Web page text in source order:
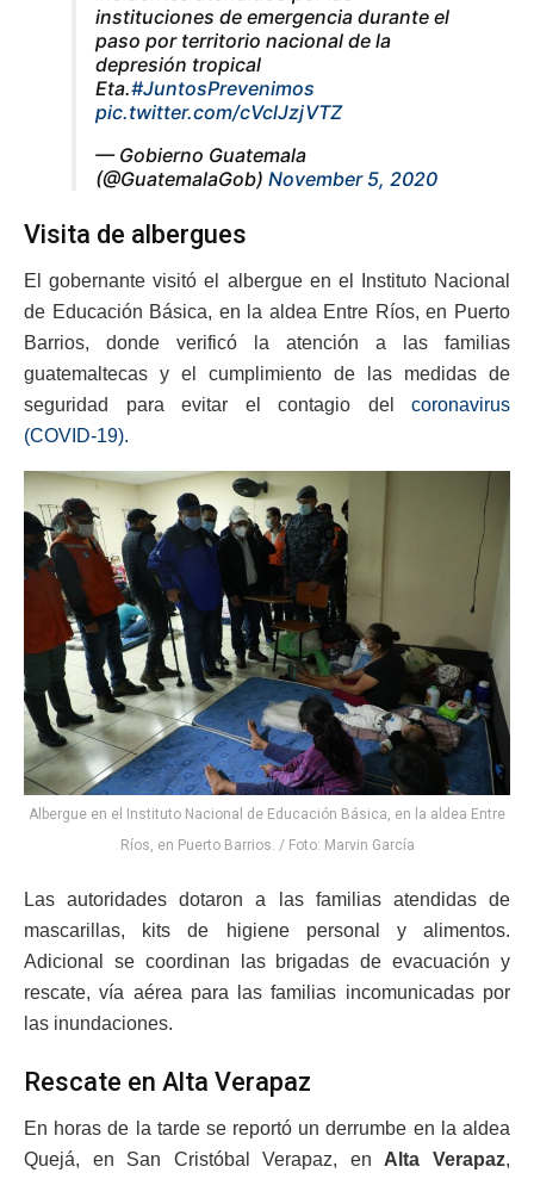
instituciones de emergencia durante el
paso por territorio nacional de la
depresión tropical
Eta.#JuntosPrevenimos
pic.twitter.com/cVclJzjVTZ
— Gobierno Guatemala
(@GuatemalaGob) November 5, 2020
Visita de albergues
El gobernante visitó el albergue en el Instituto Nacional
de Educación Básica, en la aldea Entre Ríos, en Puerto
Barrios, donde verificó la atención a las familias
guatemaltecas y el cumplimiento de las medidas de
seguridad para evitar el contagio del coronavirus
(COVID-19).
Albergue en el Instituto Nacional de Educación Básica, en la aldea Entre
Ríos, en Puerto Barrios. / Foto: Marvin García
Las autoridades dotaron a las familias atendidas de
mascarillas, kits de higiene personal y alimentos.
Adicional se coordinan las brigadas de evacuación y
rescate, vía aérea para las familias incomunicadas por
las inundaciones.
Rescate en Alta Verapaz
En horas de la tarde se reportó un derrumbe en la aldea
Quejá, en San Cristóbal Verapaz, en Alta Verapaz,